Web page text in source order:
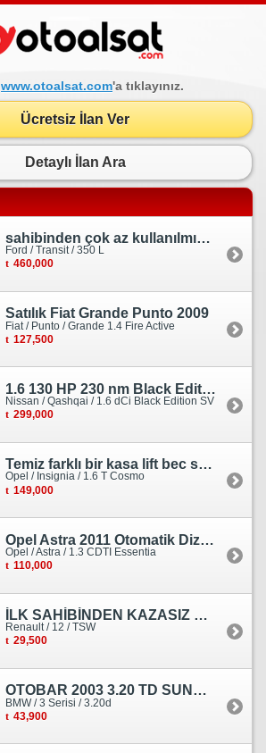
www.otoalsat.com'a tıklayınız.
Ücretsiz İlan Ver
Detaylı İlan Ara
sahibinden çok az kullanılmış orjinal ford transit
Ford / Transit / 350 L
460,000
Satılık Fiat Grande Punto 2009
Fiat / Punto / Grande 1.4 Fire Active
127,500
1.6 130 HP 230 nm Black Edition servis bakımlı
Nissan / Qashqai / 1.6 dCi Black Edition SV
299,000
Temiz farklı bir kasa lift bec sedan görünümlü heçbek
Opel / Insignia / 1.6 T Cosmo
149,000
Opel Astra 2011 Otomatik Dizel Tramersiz Essentia
Opel / Astra / 1.3 CDTI Essentia
110,000
İLK SAHİBİNDEN KAZASIZ HASARSIZ BOYASIZ DEĞİŞENSİZ TAM ORJİNAL RENO
Renault / 12 / TSW
29,500
OTOBAR 2003 3.20 TD SUNROOF DERİ OTOMATİK DİZEL EMSALSİZ
BMW / 3 Serisi / 3.20d
43,900